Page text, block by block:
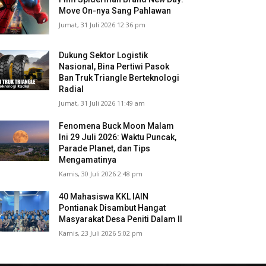
Move On-nya Sang Pahlawan
Jumat, 31 Juli 2026 12:36 pm
Dukung Sektor Logistik
Nasional, Bina Pertiwi Pasok
Ban Truk Triangle Berteknologi
Radial
Jumat, 31 Juli 2026 11:49 am
Fenomena Buck Moon Malam
Ini 29 Juli 2026: Waktu Puncak,
Parade Planet, dan Tips
Mengamatinya
Kamis, 30 Juli 2026 2:48 pm
40 Mahasiswa KKL IAIN
Pontianak Disambut Hangat
Masyarakat Desa Peniti Dalam II
Kamis, 23 Juli 2026 5:02 pm